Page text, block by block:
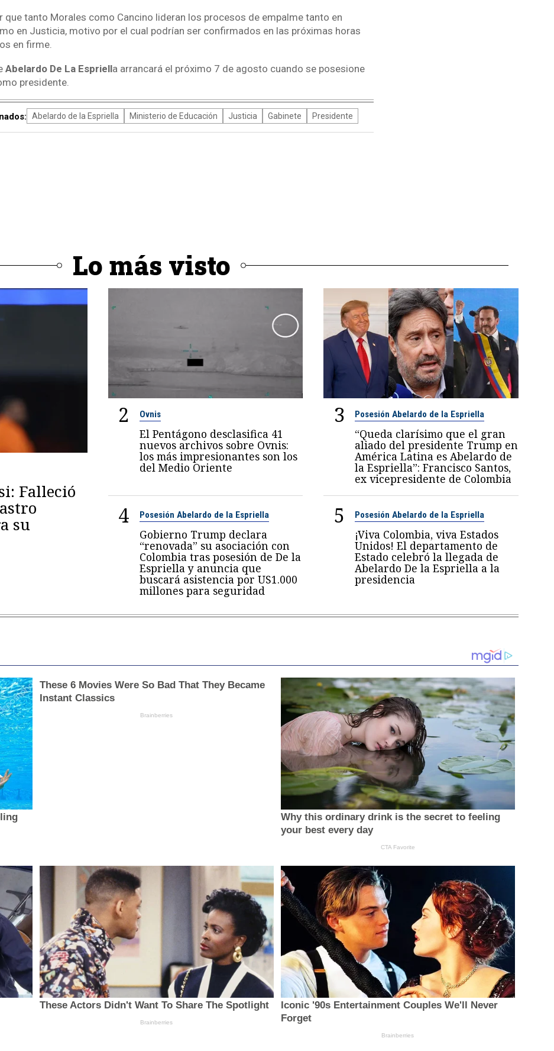
que tanto Morales como Cancino lideran los procesos de empalme tanto en
en Justicia, motivo por el cual podrían ser confirmados en las próximas horas
en firme.
Abelardo De La Espriella arrancará el próximo 7 de agosto cuando se posesione
presidente.
Abelardo de la Espriella Ministerio de Educación Justicia Gabinete Presidente
Lo más visto
Falleció
su
2 Ovnis
El Pentágono desclasifica 41
nuevos archivos sobre Ovnis:
los más impresionantes son los
del Medio Oriente
3 Posesión Abelardo de la Espriella
“Queda clarísimo que el gran
aliado del presidente Trump en
América Latina es Abelardo de
la Espriella”: Francisco Santos,
ex vicepresidente de Colombia
4 Posesión Abelardo de la Espriella
Gobierno Trump declara
“renovada” su asociación con
Colombia tras posesión de De la
Espriella y anuncia que
buscará asistencia por US1.000
millones para seguridad
5 Posesión Abelardo de la Espriella
¡Viva Colombia, viva Estados
Unidos! El departamento de
Estado celebró la llegada de
Abelardo De la Espriella a la
presidencia